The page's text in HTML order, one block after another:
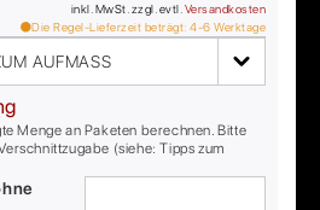
inkl. MwSt. zzgl. evtl. Versandkosten
Die Regel-Lieferzeit beträgt: 4-6 Werktage
AUFMASS
Menge an Paketen berechnen. Bitte
(siehe: Tipps zum